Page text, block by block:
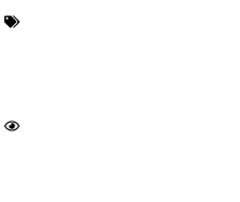
815